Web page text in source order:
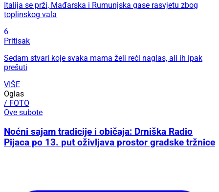
Italija se prži, Mađarska i Rumunjska gase rasvjetu zbog
toplinskog vala
6
Pritisak
Sedam stvari koje svaka mama želi reći naglas, ali ih ipak
prešuti
VIŠE
Oglas
/ FOTO
Ove subote
Noćni sajam tradicije i običaja: Drniška Radio
Pijaca po 13. put oživljava prostor gradske tržnice